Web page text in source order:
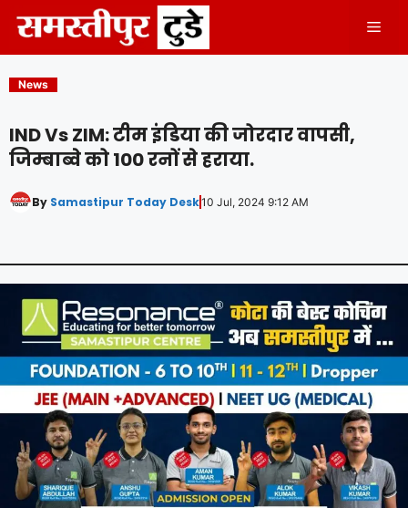
content
News
IND Vs ZIM: टीम इंडिया की जोरदार वापसी,
जिम्बाब्वे को 100 रनों से हराया.
By Samastipur Today Desk10 Jul, 2024 9:12 AM